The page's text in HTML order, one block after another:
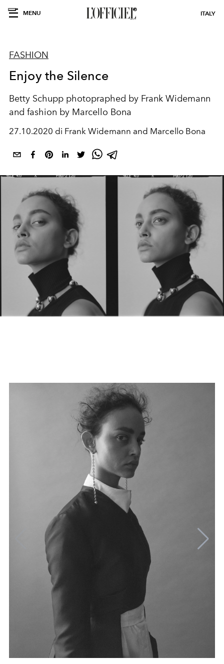
MENU ITALY
FASHION
Enjoy the Silence
Betty Schupp photopraphed by Frank Widemann
and fashion by Marcello Bona
27.10.2020 di Frank Widemann and Marcello Bona